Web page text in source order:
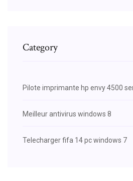
Category
Pilote imprimante hp envy 4500
Meilleur antivirus windows 8
Telecharger fifa 14 pc windows 7